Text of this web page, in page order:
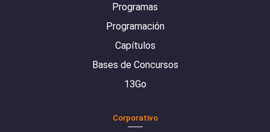
Programas
Programación
Capítulos
Bases de Concursos
13Go
Corporativo